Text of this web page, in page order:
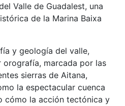
Valle de Guadalest, una
de la Marina Baixa
y geología del valle,
orografía, marcada por las
sierras de Aitana,
la espectacular cuenca
cómo la acción tectónica y